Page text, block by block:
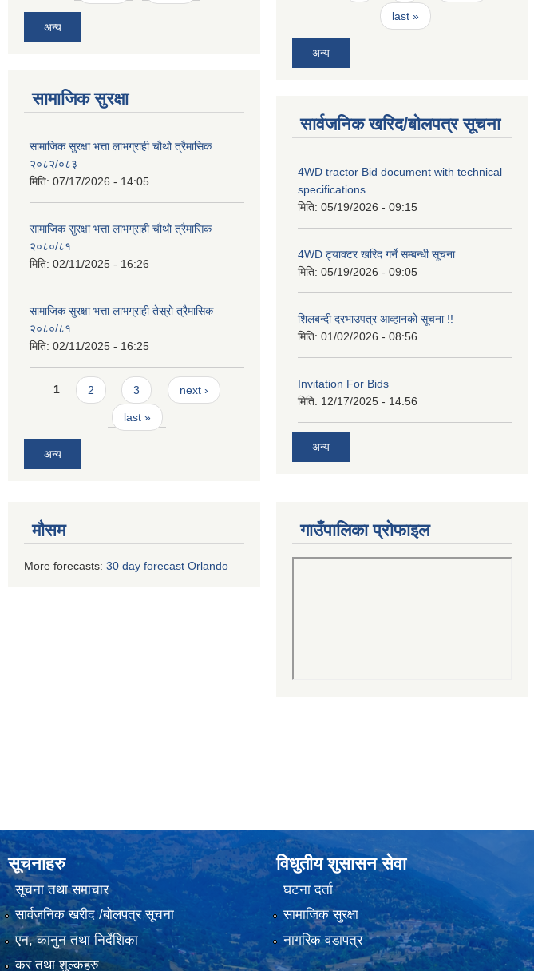
अन्य
सामाजिक सुरक्षा
सामाजिक सुरक्षा भत्ता लाभग्राही चौथो त्रैमासिक
२०८२/०८३
मिति: 07/17/2026 - 14:05
सामाजिक सुरक्षा भत्ता लाभग्राही चौथो त्रैमासिक
२०८०/८१
मिति: 02/11/2025 - 16:26
सामाजिक सुरक्षा भत्ता लाभग्राही तेस्रो त्रैमासिक
२०८०/८१
मिति: 02/11/2025 - 16:25
Pages
1 2 3 next ›
last »
अन्य
last »
अन्य
सार्वजनिक खरिद/बोलपत्र सूचना
4WD tractor Bid document with technical
specifications
मिति: 05/19/2026 - 09:15
4WD ट्याक्टर खरिद गर्ने सम्बन्धी सूचना
मिति: 05/19/2026 - 09:05
शिलबन्दी दरभाउपत्र आव्हानको सूचना !!
मिति: 01/02/2026 - 08:56
Invitation For Bids
मिति: 12/17/2025 - 14:56
अन्य
मौसम
More forecasts: 30 day forecast Orlando
गाउँपालिका प्रोफाइल
सूचनाहरु
सूचना तथा समाचार
सार्वजनिक खरीद /बोलपत्र सूचना
एन, कानुन तथा निर्देशिका
कर तथा शुल्कहरु
विधुतीय शुसासन सेवा
घटना दर्ता
सामाजिक सुरक्षा
नागरिक वडापत्र